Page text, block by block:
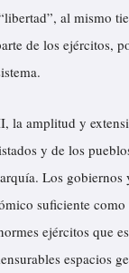
al mismo
de los ejércitos,
la amplitud y
y de los
Los gobiernos
suficiente como
ejércitos que
espacios